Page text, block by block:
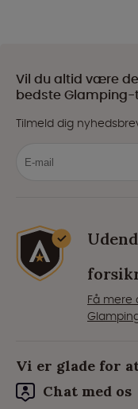
Vil du altid være
bedste Glamping-
Tilmeld dig
Få mere
Vi er glade for
Chat med os